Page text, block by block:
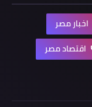
اخبار مصر
اقتصاد مصر